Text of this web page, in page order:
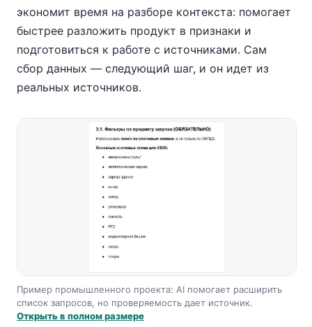
экономит время на разборе контекста: помогает
быстрее разложить продукт в признаки и
подготовиться к работе с источниками. Сам
сбор данных — следующий шаг, и он идет из
реальных источников.
Пример промышленного проекта: AI помогает расширить
список запросов, но проверяемость дает источник.
Открыть в полном размере